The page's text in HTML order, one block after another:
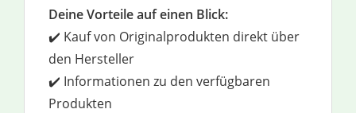
Deine Vorteile auf einen Blick:
✔️ Kauf von Originalprodukten direkt über
den Hersteller
✔️ Informationen zu den verfügbaren
Produkten